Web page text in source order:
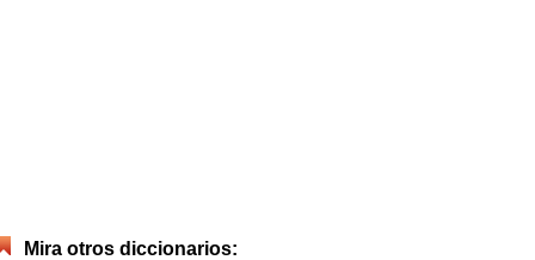
Mira otros diccionarios: